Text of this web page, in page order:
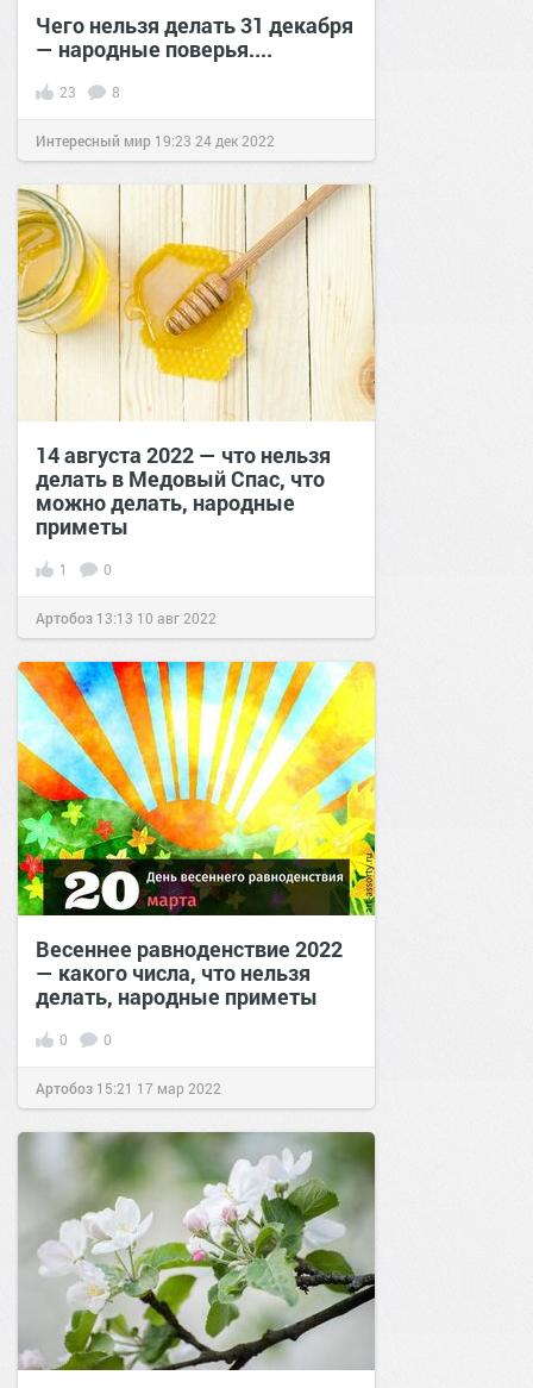
Чего нельзя делать 31 декабря
— народные поверья....
23 8
Интересный мир 19:23 24 дек 2022
14 августа 2022 — что нельзя
делать в Медовый Спас, что
можно делать, народные
приметы
1 0
Артобоз 13:13 10 авг 2022
Весеннее равноденствие 2022
— какого числа, что нельзя
делать, народные приметы
0 0
Артобоз 15:21 17 мар 2022